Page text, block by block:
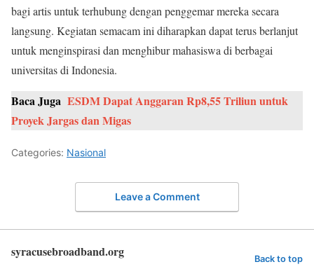
bagi artis untuk terhubung dengan penggemar mereka secara
langsung. Kegiatan semacam ini diharapkan dapat terus berlanjut
untuk menginspirasi dan menghibur mahasiswa di berbagai
universitas di Indonesia.
Baca Juga ESDM Dapat Anggaran Rp8,55 Triliun untuk
Proyek Jargas dan Migas
Categories: Nasional
Leave a Comment
syracusebroadband.org Back to top